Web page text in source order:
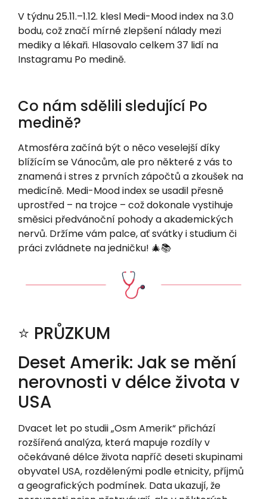
V týdnu 25.11.–1.12. klesl Medi-Mood index na 3.0
bodu, což značí mírné zlepšení nálady mezi
mediky a lékaři. Hlasovalo celkem 37 lidí na
Instagramu Po medině.
Co nám sdělili sledující Po
medině?
Atmosféra začíná být o něco veselejší díky
blížícím se Vánocům, ale pro některé z vás to
znamená i stres z prvních zápočtů a zkoušek na
medicíně. Medi-Mood index se usadil přesně
uprostřed – na trojce – což dokonale vystihuje
směsici předvánoční pohody a akademických
nervů. Držíme vám palce, ať svátky i studium či
práci zvládnete na jedničku! 🎄📚
⭐️ PRŮZKUM
Deset Amerik: Jak se mění
nerovnosti v délce života v
USA
Dvacet let po studii „Osm Amerik“ přichází
rozšířená analýza, která mapuje rozdíly v
očekávané délce života napříč deseti skupinami
obyvatel USA, rozdělenými podle etnicity, příjmů
a geografických podmínek. Data ukazují, že